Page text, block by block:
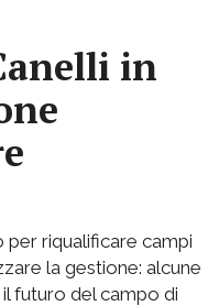
in
per riqualificare campi
la gestione: alcune
futuro del campo di